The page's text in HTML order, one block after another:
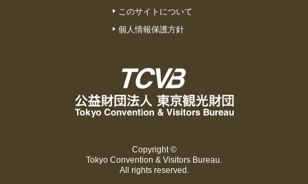
このサイトについて
個人情報保護方針
Copyright ©
Tokyo Convention & Visitors Bureau.
All rights reserved.